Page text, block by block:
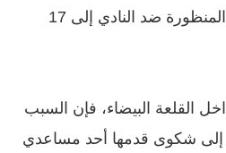
ليرتفع بذلك عدد القضايا المنظورة ضد النادي إلى 17
القلعة البيضاء، فإن السبب
إلى شكوى قدمها أحد مساعدي